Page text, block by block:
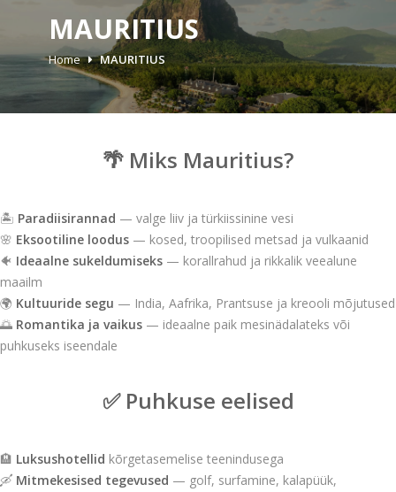
MAURITIUS
Home MAURITIUS
🌴 Miks Mauritius?
🏝 Paradiisirannad — valge liiv ja türkiissinine vesi
🌸 Eksootiline loodus — kosed, troopilised metsad ja vulkaanid
🐠 Ideaalne sukeldumiseks — korallrahud ja rikkalik veealune
maailm
🌍 Kultuuride segu — India, Aafrika, Prantsuse ja kreooli mõjutused
🌅 Romantika ja vaikus — ideaalne paik mesinädalateks või
puhkuseks iseendale
✅ Puhkuse eelised
🏨 Luksushotellid kõrgetasemelise teenindusega
🛶 Mitmekesised tegevused — golf, surfamine, kalapüük,